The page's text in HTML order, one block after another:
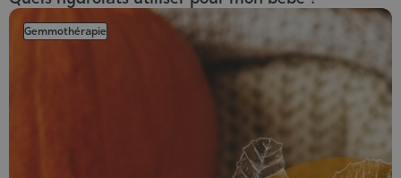
Gemmothérapie